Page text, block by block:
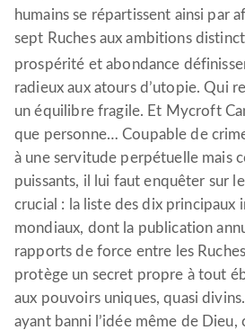
humains se répartissent ainsi par
sept Ruches aux ambitions
prospérité et abondance
radieux aux atours d’utopie. Qui
un équilibre fragile. Et Mycroft
que personne… Coupable de
à une servitude perpétuelle mais
puissants, il lui faut enquêter sur
crucial : la liste des dix principaux
mondiaux, dont la publication
rapports de force entre les
protège un secret propre à tout
aux pouvoirs uniques, quasi
ayant banni l’idée même de